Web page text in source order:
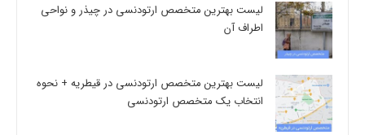
لیست بهترین متخصص ارتودنسی در چیذر و نواحی
اطراف آن
لیست بهترین متخصص ارتودنسی در قیطریه + نحوه
انتخاب یک متخصص ارتودنسی